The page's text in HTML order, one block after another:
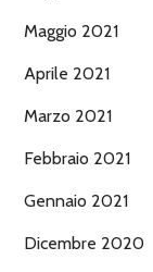
Maggio 2021
Aprile 2021
Marzo 2021
Febbraio 2021
Gennaio 2021
Dicembre 2020